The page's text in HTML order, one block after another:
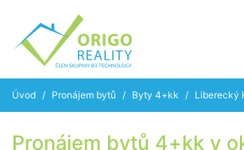
Úvod Pronájem bytů Byty 4+kk Liberecký
Pronájem bytů 4+kk v